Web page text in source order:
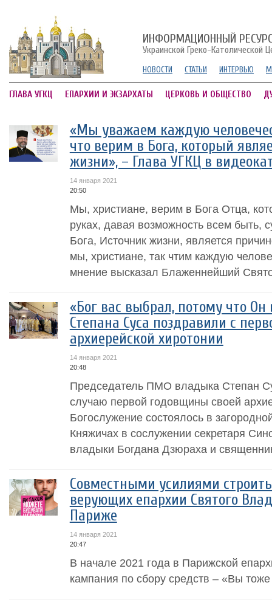
ИНФОРМАЦИОННЫЙ
Украинской Греко-Католической
НОВОСТИ СТАТЬИ ИНТЕРВЬЮ
ГЛАВА УГКЦ ЕПАРХИИ И ЭКЗАРХАТЫ ЦЕРКОВЬ И ОБЩЕСТВО
«Мы уважаем каждую
что верим в Бога, который
жизни», – Глава УГКЦ в
14 января 2021
20:50
Мы, христиане, верим в Бога Отца,
руках, давая возможность всем быть,
Бога, Источник жизни, является
мы, христиане, так чтим каждую
мнение высказал Блаженнейший
«Бог вас выбрал, потому что
Степана Суса поздравили с
архиерейской хиротонии
14 января 2021
20:48
Председатель ПМО владыка Степан
случаю первой годовщины своей
Богослужение состоялось в
Княжичах в сослужении секретаря
владыки Богдана Дзюраха и
Совместными усилиями
верующих епархии Святого
Париже
14 января 2021
20:47
В начале 2021 года в Парижской
кампания по сбору средств – «Вы